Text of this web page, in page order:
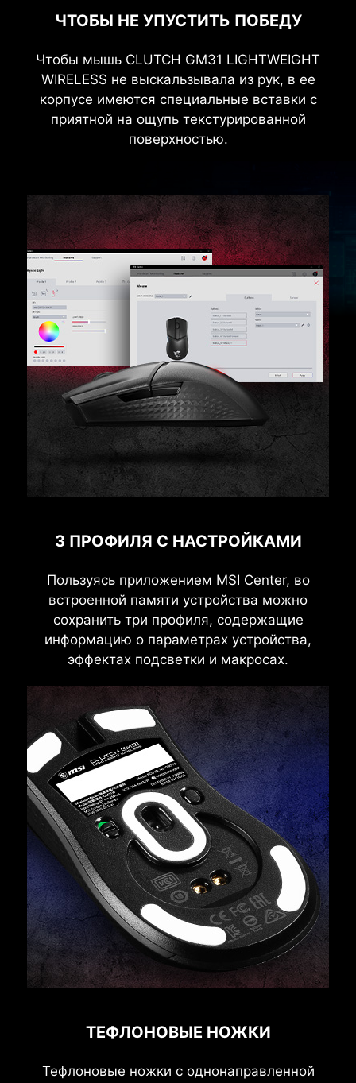
ЧТОБЫ НЕ УПУСТИТЬ ПОБЕДУ
Чтобы мышь CLUTCH GM31 LIGHTWEIGHT
WIRELESS не выскальзывала из рук, в ее
корпусе имеются специальные вставки с
приятной на ощупь текстурированной
поверхностью.
3 ПРОФИЛЯ С НАСТРОЙКАМИ
Пользуясь приложением MSI Center, во
встроенной памяти устройства можно
сохранить три профиля, содержащие
информацию о параметрах устройства,
эффектах подсветки и макросах.
ТЕФЛОНОВЫЕ НОЖКИ
Тефлоновые ножки с однонаправленной